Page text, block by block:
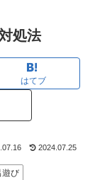
処法
はてブ
2024.07.25
遊び